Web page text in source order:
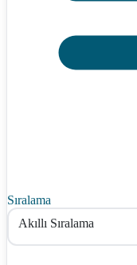
Sıralama
Akıllı Sıralama